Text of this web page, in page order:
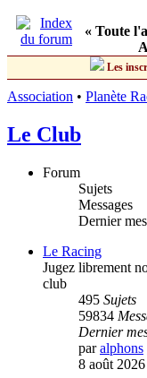
« Toute
Les
Association • Planète
Le Club
Forum
Sujets
Messages
Dernier
Le Racing
Jugez librement
club
495 Sujets
59834
Dernier
paralphons
8 août